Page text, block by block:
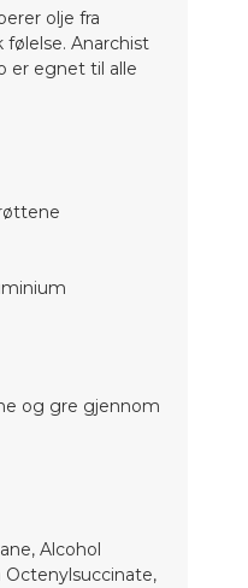
olje fra
Anarchist
er egnet til alle
og gre gjennom
Alcohol
Octenylsuccinate,